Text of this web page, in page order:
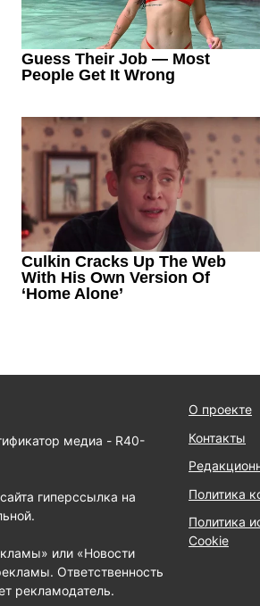
медиа - R40-
гиперссылка на
или «Новости
Ответственность
рекламодатель.
О проекте
Контакты
Политика
Политика
Cookie